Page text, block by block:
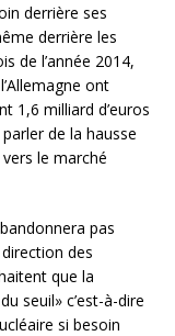
derrière ses
derrière les
de l’année 2014,
ont
1,6 milliard d’euros
de la hausse
le marché
pas
des
que la
seuil» c’est-à-dire
si besoin